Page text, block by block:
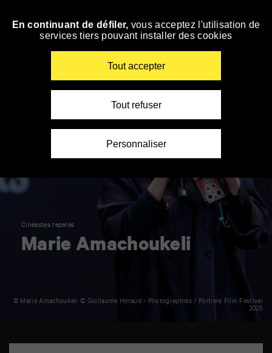
Accéder
Cinéastes repérés
Marie Amachoukeli
© Marie Amachoukeli © Guillaume Héraud - Photographies / Poitiers Film Festival
2025
En continuant de défiler, vous acceptez l'utilisation de
services tiers pouvant installer des cookies
Tout accepter
Tout refuser
Personnaliser